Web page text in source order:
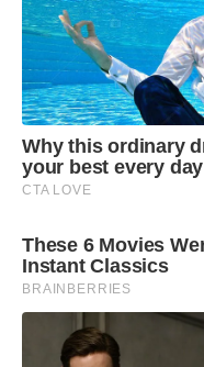
Why this ordinary
your best every day
CTA LOVE
These 6 Movies
Instant Classics
BRAINBERRIES